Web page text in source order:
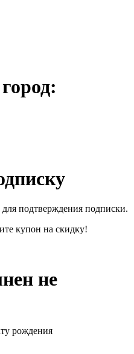
подтверждения подписки.
купон на скидку!
не
рождения